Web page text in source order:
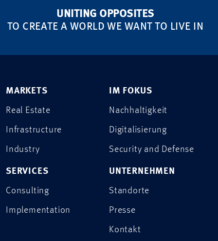
UNITING OPPOSITES
TO CREATE A WORLD WE WANT TO LIVE IN
MARKETS
Real Estate
Infrastructure
Industry
SERVICES
Consulting
Implementation
IM FOKUS
Nachhaltigkeit
Digitalisierung
Security and Defense
UNTERNEHMEN
Standorte
Presse
Kontakt